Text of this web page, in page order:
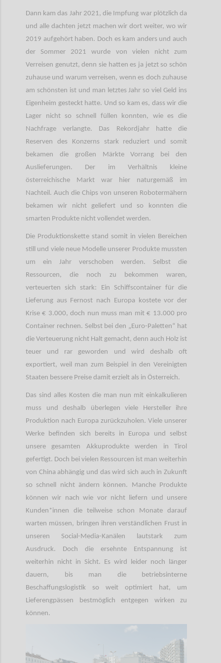
Dann kam das Jahr 2021, die Impfung war plötzlich da
und alle dachten jetzt machen wir dort weiter, wo wir
2019 aufgehört haben. Doch es kam anders und auch
der Sommer 2021 wurde von vielen nicht zum
Verreisen genutzt, denn sie hatten es ja jetzt so schön
zuhause und warum verreisen, wenn es doch zuhause
am schönsten ist und man letztes Jahr so viel Geld ins
Eigenheim gesteckt hatte. Und so kam es, dass wir die
Lager nicht so schnell füllen konnten, wie es die
Nachfrage verlangte. Das Rekordjahr hatte die
Reserven des Konzerns stark reduziert und somit
bekamen die großen Märkte Vorrang bei den
Auslieferungen. Der im Verhältnis kleine
österreichische Markt war hier naturgemäß im
Nachteil. Auch die Chips von unseren Robotermähern
bekamen wir nicht geliefert und so konnten die
smarten Produkte nicht vollendet werden.
Die Produktionskette stand somit in vielen Bereichen
still und viele neue Modelle unserer Produkte mussten
um ein Jahr verschoben werden. Selbst die
Ressourcen, die noch zu bekommen waren,
verteuerten sich stark: Ein Schiffscontainer für die
Lieferung aus Fernost nach Europa kostete vor der
Krise € 3.000, doch nun muss man mit € 13.000 pro
Container rechnen. Selbst bei den „Euro-Paletten“ hat
die Verteuerung nicht Halt gemacht, denn auch Holz ist
teuer und rar geworden und wird deshalb oft
exportiert, weil man zum Beispiel in den Vereinigten
Staaten bessere Preise damit erzielt als in Österreich.
Das sind alles Kosten die man nun mit einkalkulieren
muss und deshalb überlegen viele Hersteller ihre
Produktion nach Europa zurückzuholen. Viele unserer
Werke befinden sich bereits in Europa und selbst
unsere gesamten Akkuprodukte werden in Tirol
gefertigt. Doch bei vielen Ressourcen ist man weiterhin
von China abhängig und das wird sich auch in Zukunft
so schnell nicht ändern können. Manche Produkte
können wir nach wie vor nicht liefern und unsere
Kunden*innen die teilweise schon Monate darauf
warten müssen, bringen ihren verständlichen Frust in
unseren Social-Media-Kanälen lautstark zum
Ausdruck. Doch die ersehnte Entspannung ist
weiterhin nicht in Sicht. Es wird leider noch länger
dauern, bis man die betriebsinterne
Beschaffungslogistik so weit optimiert hat, um
Lieferengpässen bestmöglich entgegen wirken zu
können.